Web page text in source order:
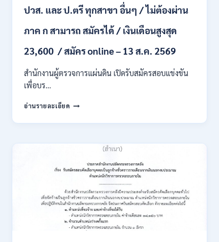
ป.ตรี
หลาย
+
เงิน
สูงสุด
15
2569
ปวส. และ ป.ตรี ทุกสาขา อื่นๆ / ไม่ต้องผ่าน
ภาค ก สามารถ สมัครได้ / เงินเดือนสูงสุด
23,600 / สมัคร online – 13 ส.ค. 2569
สำนักงานผู้ตรวจการแผ่นดิน เปิดรับสมัครสอบแข่งขัน
เพื่อบร…
อ่านรายละเอียด สำนักงาน
ตรวจ
แผ่น
รับ
สอบ
แข่งขัน
เพื่อ
บรรจุ
เป็น